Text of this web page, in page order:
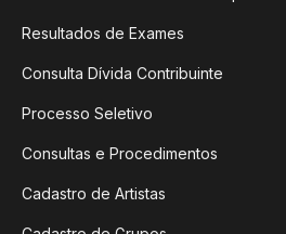
Resultados de Exames
Consulta Dívida Contribuinte
Processo Seletivo
Consultas e Procedimentos
Cadastro de Artistas